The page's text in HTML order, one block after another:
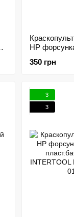
HP
INTERTOOL
350 грн
3
3